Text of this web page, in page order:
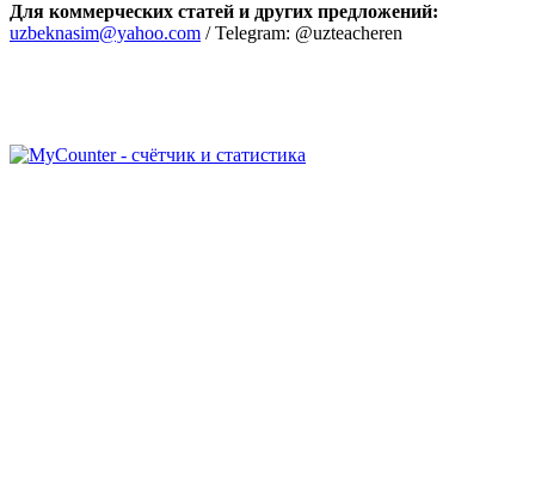
Для коммерческих статей и других предложений:
uzbeknasim@yahoo.com / Telegram: @uzteacheren